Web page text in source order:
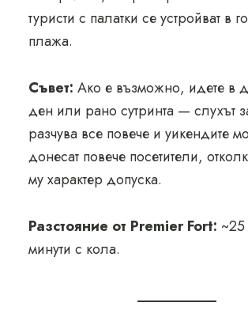
туристи с палатки се устройват в
плажа.
Съвет: Ако е възможно, идете в
ден или рано сутринта — слухът
разчува все повече и уикендите
донесат повече посетители,
му характер допуска.
Разстояние от Premier Fort:
минути с кола.